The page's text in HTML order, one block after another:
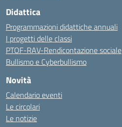
Didattica
Programmazioni didattiche annuali
I progetti delle classi
PTOF-RAV-Rendicontazione sociale
Bullismo e Cyberbullismo
Novità
Calendario eventi
Le circolari
Le notizie